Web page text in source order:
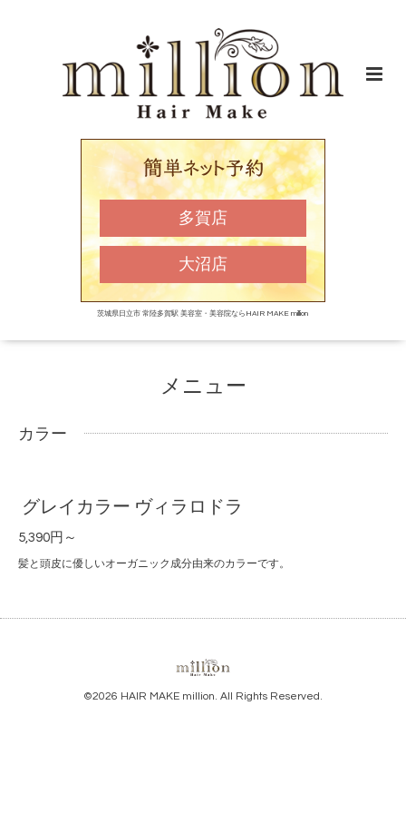
多賀店
大沼店
茨城県日立市 常陸多賀駅 美容室・美容院ならHAIR MAKE million
メニュー
カラー
グレイカラー ヴィラロドラ
5,390円～
髪と頭皮に優しいオーガニック成分由来のカラーです。
©2026 HAIR MAKE million. All Rights Reserved.